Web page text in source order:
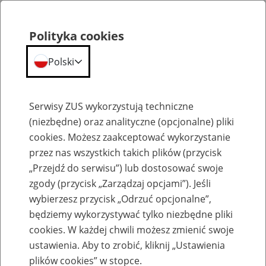
Emerytury
Baza zlikwidowanych lub
przekształconych zakładów pracy
Polityka cookies
Polski
Serwisy ZUS wykorzystują techniczne
(niezbędne) oraz analityczne (opcjonalne) pliki
cookies. Możesz zaakceptować wykorzystanie
przez nas wszystkich takich plików (przycisk
„Przejdź do serwisu”) lub dostosować swoje
zgody (przycisk „Zarządzaj opcjami”). Jeśli
wybierzesz przycisk „Odrzuć opcjonalne”,
będziemy wykorzystywać tylko niezbędne pliki
cookies. W każdej chwili możesz zmienić swoje
ustawienia. Aby to zrobić, kliknij „Ustawienia
plików cookies” w stopce.